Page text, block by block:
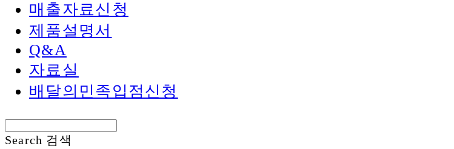
매출자료신청
제품설명서
Q&A
자료실
배달의민족입점신청
Search 검색